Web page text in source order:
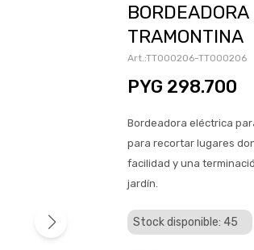
TRAMONTINA
TT000206-TT000206
PYG 298.700
Bordeadora eléctrica
para recortar lugares
facilidad y una
jardín.
Stock disponible: 45